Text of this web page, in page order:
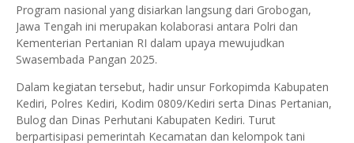
Program nasional yang disiarkan langsung dari Grobogan,
Jawa Tengah ini merupakan kolaborasi antara Polri dan
Kementerian Pertanian RI dalam upaya mewujudkan
Swasembada Pangan 2025.
Dalam kegiatan tersebut, hadir unsur Forkopimda Kabupaten
Kediri, Polres Kediri, Kodim 0809/Kediri serta Dinas Pertanian,
Bulog dan Dinas Perhutani Kabupaten Kediri. Turut
berpartisipasi pemerintah Kecamatan dan kelompok tani